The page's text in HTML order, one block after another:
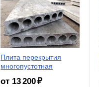
Плита перекрытия
многопустотная
от 13 200 ₽